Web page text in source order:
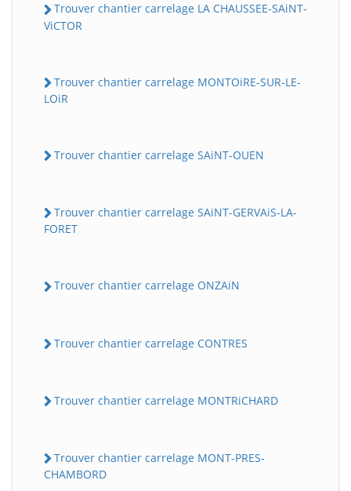
Trouver chantier carrelage LA CHAUSSEE-SAiNT-
ViCTOR
Trouver chantier carrelage MONTOiRE-SUR-LE-
LOiR
Trouver chantier carrelage SAiNT-OUEN
Trouver chantier carrelage SAiNT-GERVAiS-LA-
FORET
Trouver chantier carrelage ONZAiN
Trouver chantier carrelage CONTRES
Trouver chantier carrelage MONTRiCHARD
Trouver chantier carrelage MONT-PRES-
CHAMBORD